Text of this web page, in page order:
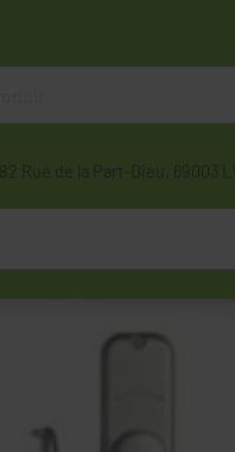
82 Rue de la Part-Dieu, 69003